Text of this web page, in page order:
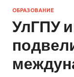
ОБРАЗОВАНИЕ
УлГПУ